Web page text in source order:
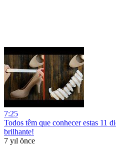
7:25
Todos têm que conhecer estas 11
brilhante!
7 yıl önce